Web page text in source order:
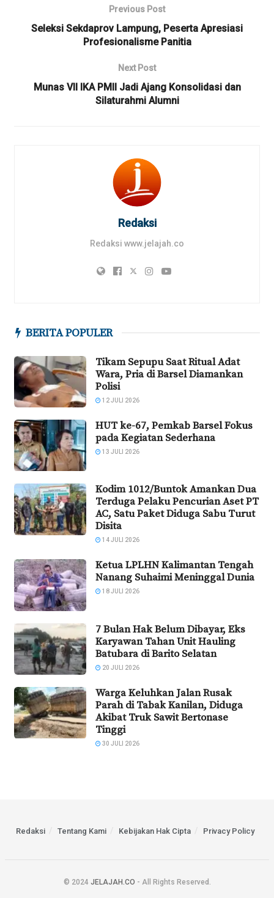
Previous Post
Seleksi Sekdaprov Lampung, Peserta Apresiasi
Profesionalisme Panitia
Next Post
Munas VII IKA PMII Jadi Ajang Konsolidasi dan
Silaturahmi Alumni
Redaksi
Redaksi www.jelajah.co
BERITA POPULER
Tikam Sepupu Saat Ritual Adat
Wara, Pria di Barsel Diamankan
Polisi
12 JULI 2026
HUT ke-67, Pemkab Barsel Fokus
pada Kegiatan Sederhana
13 JULI 2026
Kodim 1012/Buntok Amankan Dua
Terduga Pelaku Pencurian Aset PT
AC, Satu Paket Diduga Sabu Turut
Disita
14 JULI 2026
Ketua LPLHN Kalimantan Tengah
Nanang Suhaimi Meninggal Dunia
18 JULI 2026
7 Bulan Hak Belum Dibayar, Eks
Karyawan Tahan Unit Hauling
Batubara di Barito Selatan
20 JULI 2026
Warga Keluhkan Jalan Rusak
Parah di Tabak Kanilan, Diduga
Akibat Truk Sawit Bertonase
Tinggi
30 JULI 2026
Redaksi Tentang Kami Kebijakan Hak Cipta Privacy Policy
© 2024 JELAJAH.CO - All Rights Reserved.